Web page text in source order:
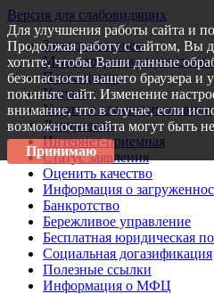
Версия для слабовидящих
Запись на прием
Меры поддержки
Пресс-центр
Услуги
Услуги в электронном виде
Документы
Интернет-приемная
Статус заявления
Оценить качество
Информация о
Банкротство
Бережливое управление
Бесплатная юридическая
Социальная догазификация
Полезные ссылки
Информация о МФЦ
Для улучшения работы сайта и
Продолжая работу с сайтом, Вы
хотите, чтобы Ваши данные
безопасности вашего браузера и
покиньте сайт. Изменение
внимание, что в случае, если
возможности сайта могут быть
Принимаю